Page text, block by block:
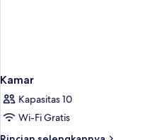
Kamar
Kapasitas 10
Wi-Fi Gratis